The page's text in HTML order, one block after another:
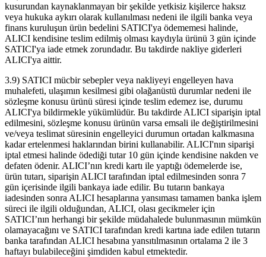
kusurundan kaynaklanmayan bir şekilde yetkisiz kişilerce haksız
veya hukuka aykırı olarak kullanılması nedeni ile ilgili banka veya
finans kuruluşun ürün bedelini SATICI'ya ödememesi halinde,
ALICI kendisine teslim edilmiş olması kaydıyla ürünü 3 gün içinde
SATICI'ya iade etmek zorundadır. Bu takdirde nakliye giderleri
ALICI'ya aittir.
3.9) SATICI mücbir sebepler veya nakliyeyi engelleyen hava
muhalefeti, ulaşımın kesilmesi gibi olağanüstü durumlar nedeni ile
sözleşme konusu ürünü süresi içinde teslim edemez ise, durumu
ALICI'ya bildirmekle yükümlüdür. Bu takdirde ALICI siparişin iptal
edilmesini, sözleşme konusu ürünün varsa emsali ile değiştirilmesini
ve/veya teslimat süresinin engelleyici durumun ortadan kalkmasına
kadar ertelenmesi haklarından birini kullanabilir. ALICI'nın siparişi
iptal etmesi halinde ödediği tutar 10 gün içinde kendisine nakden ve
defaten ödenir. ALICI’nın kredi kartı ile yaptığı ödemelerde ise,
ürün tutarı, siparişin ALICI tarafından iptal edilmesinden sonra 7
gün içerisinde ilgili bankaya iade edilir. Bu tutarın bankaya
iadesinden sonra ALICI hesaplarına yansıması tamamen banka işlem
süreci ile ilgili olduğundan, ALICI, olası gecikmeler için
SATICI’nın herhangi bir şekilde müdahalede bulunmasının mümkün
olamayacağını ve SATICI tarafından kredi kartına iade edilen tutarın
banka tarafından ALICI hesabına yansıtılmasının ortalama 2 ile 3
haftayı bulabileceğini şimdiden kabul etmektedir.